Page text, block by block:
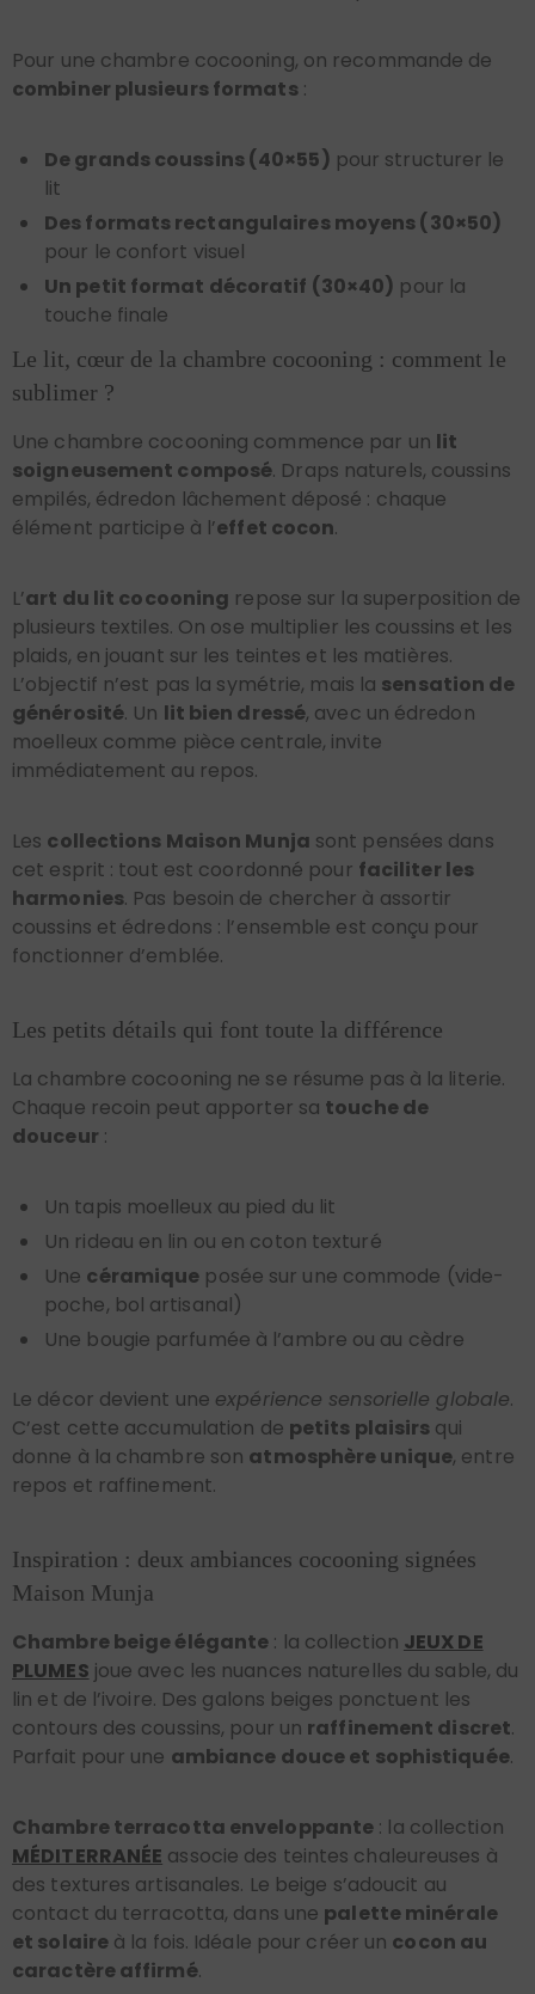
Pour une chambre cocooning, on recommande de
combiner plusieurs formats :
De grands coussins (40×55) pour structurer le
lit
Des formats rectangulaires moyens (30×50)
pour le confort visuel
Un petit format décoratif (30×40) pour la
touche finale
Le lit, cœur de la chambre cocooning : comment le
sublimer ?
Une chambre cocooning commence par un lit
soigneusement composé . Draps naturels, coussins
empilés, édredon lâchement déposé : chaque
élément participe à l’effet cocon
L’art du lit cocooning repose sur la superposition de
plusieurs textiles. On ose multiplier les coussins et les
plaids, en jouant sur les teintes et les matières.
L’objectif n’est pas la symétrie, mais la sensation de
générosité . Un lit bien dressé , avec un édredon
moelleux comme pièce centrale, invite
immédiatement au repos.
Les collections Maison Munja sont pensées dans
cet esprit : tout est coordonné pour faciliter les
harmonies . Pas besoin de chercher à assortir
coussins et édredons : l’ensemble est conçu pour
fonctionner d’emblée.
Les petits détails qui font toute la différence
La chambre cocooning ne se résume pas à la literie.
Chaque recoin peut apporter sa touche de
douceur :
Un tapis moelleux au pied du lit
Un rideau en lin ou en coton texturé
Une céramique posée sur une commode (vide-
poche, bol artisanal)
Une bougie parfumée à l’ambre ou au cèdre
Le décor devient une expérience sensorielle globale
C’est cette accumulation de petits plaisirs qui
donne à la chambre son atmosphère unique , entre
repos et raffinement.
Inspiration : deux ambiances cocooning signées
Maison Munja
Chambre beige élégante : la collection JEUX DE
PLUMES joue avec les nuances naturelles du sable, du
lin et de l’ivoire. Des galons beiges ponctuent les
contours des coussins, pour un raffinement discret
Parfait pour une ambiance douce et sophistiquée.
Chambre terracotta enveloppante : la collection
MÉDITERRANÉE associe des teintes chaleureuses à
des textures artisanales. Le beige s’adoucit au
contact du terracotta, dans une palette minérale
et solaire à la fois. Idéale pour créer un cocon au
caractère affirmé.